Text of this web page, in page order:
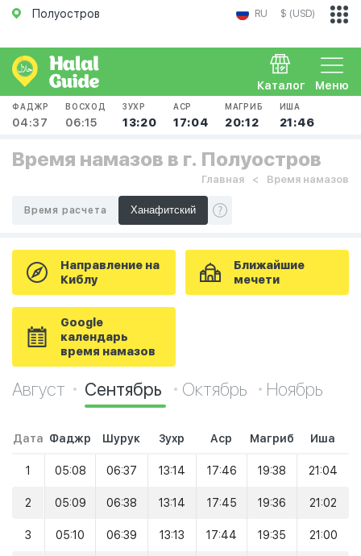
Полуостров RU $ (USD)
Меню
Каталог
ФАДЖР
04:37
ВОСХОД
06:15
ЗУХР
13:20
АСР
17:04
МАГРИБ
20:12
ИША
21:46
Время намазов в г. Полуостров
Главная Время намазов
Время расчета
Направление на
Киблу
Ближайшие
мечети
Google
календарь
время намазов
Август Сентябрь Октябрь Ноябрь
Дата Фаджр Шурук Зухр Аср Магриб Иша
1 05:08 06:37 13:14 17:46 19:38 21:04
2 05:09 06:38 13:14 17:45 19:36 21:02
3 05:10 06:39 13:13 17:44 19:35 21:00